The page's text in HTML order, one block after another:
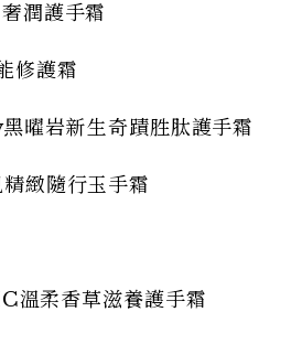
潤護手霜
修護霜
岩新生奇蹟胜肽護手霜
緻隨行玉手霜
柔香草滋養護手霜